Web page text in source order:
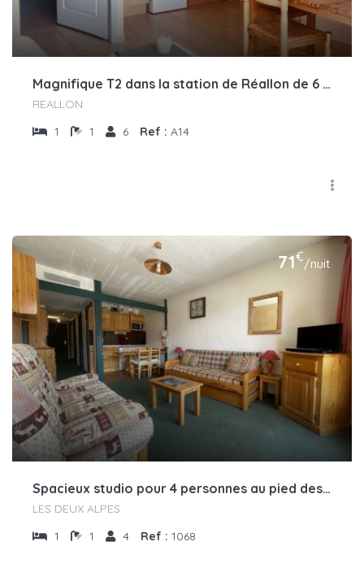
Magnifique T2 dans la station de Réallon de 6 couchages A14
REALLON
1
1 6 Ref : A14
71€/nuit
Spacieux studio pour 4 personnes au pied des pistes
LES DEUX ALPES
1
1 4 Ref : 1068